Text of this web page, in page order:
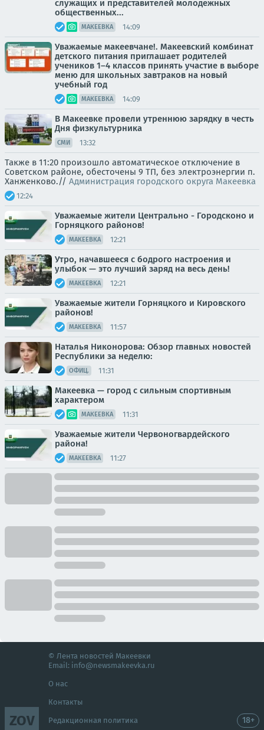
служащих и представителей молодежных
общественных...
МАКЕЕВКА 14:09
Уважаемые макеевчане!. Макеевский комбинат
детского питания приглашает родителей
учеников 1–4 классов принять участие в выборе
меню для школьных завтраков на новый
учебный год
МАКЕЕВКА 14:09
В Макеевке провели утреннюю зарядку в честь
Дня физкультурника
СМИ 13:32
Также в 11:20 произошло автоматическое отключение в
Советском районе, обесточены 9 ТП, без электроэнергии п.
Ханженково.// Администрация городского округа Макеевка
12:24
Уважаемые жители Центрально - Городсконо и
Горняцкого районов!
МАКЕЕВКА 12:21
Утро, начавшееся с бодрого настроения и
улыбок — это лучший заряд на весь день!
МАКЕЕВКА 12:21
Уважаемые жители Горняцкого и Кировского
районов!
МАКЕЕВКА 11:57
Наталья Никонорова: Обзор главных новостей
Республики за неделю:
ОФИЦ. 11:31
Макеевка — город с сильным спортивным
характером
МАКЕЕВКА 11:31
Уважаемые жители Червоногвардейского
района!
МАКЕЕВКА 11:27
ZOV
© Лента новостей Макеевки
Email: info@newsmakeevka.ru
О нас
Контакты
Редакционная политика 18+